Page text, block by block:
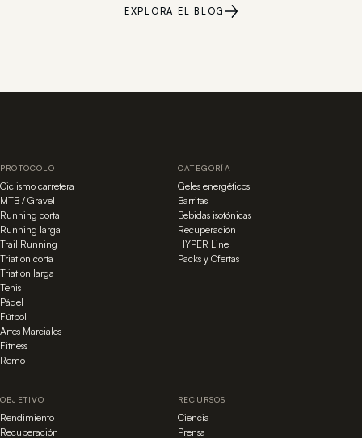
EXPLORA EL BLOG
PROTOCOLO
Ciclismo carretera
MTB / Gravel
Running corta
Running larga
Trail Running
Triatlón corta
Triatlón larga
Tenis
Pádel
Fútbol
Artes Marciales
Fitness
Remo
CATEGORÍA
Geles energéticos
Barritas
Bebidas isotónicas
Recuperación
HYPER Line
Packs y Ofertas
OBJETIVO
Rendimiento
Recuperación
RECURSOS
Ciencia
Prensa